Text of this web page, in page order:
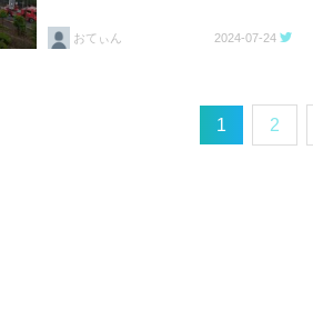
おてぃん 2024-07-24
1 2